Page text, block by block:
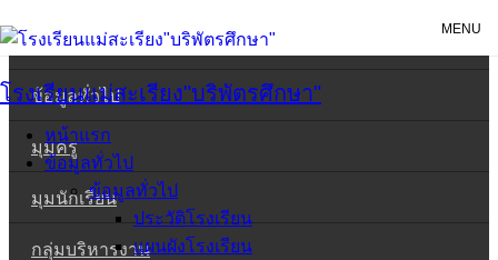
Skip
to
content
หน้าแรก
ข้อมูลทั่วไป
มุมครู
มุมนักเรียน
กลุ่มบริหารงาน
โรงเรียนแม่สะเรียง"บริพัตรศึกษา"
MENU
หน้าแรก
ข้อมูลทั่วไป
ข้อมูลทั่วไป
ประวัติโรงเรียน
แผนผังโรงเรียน